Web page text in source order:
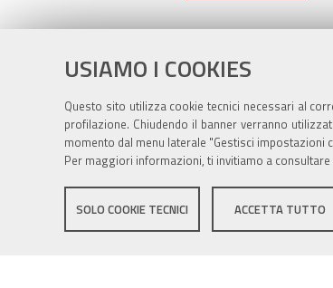
USIAMO I COOKIES
Questo sito utilizza cookie tecnici necessari al
profilazione. Chiudendo il banner verranno
momento dal menu laterale "Gestisci impostazioni
Per maggiori informazioni, ti invitiamo a
SOLO COOKIE TECNICI ACCETTA TUTTO
Sito istituzionale Comune di Zola